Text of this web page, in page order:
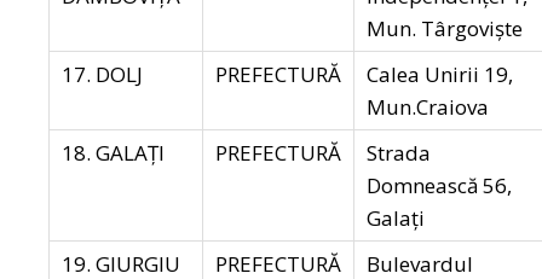
Mun. Târgoviște
17. DOLJ
PREFECTURĂ
Calea Unirii 19,
Mun.Craiova
18. GALAŢI
PREFECTURĂ
Strada
Domnească 56,
Galați
19. GIURGIU
PREFECTURĂ
Bulevardul